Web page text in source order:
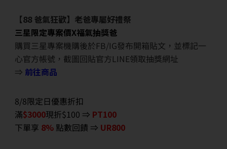
【88 爸氣狂歡】老爸專屬好禮祭
三星限定專案價X福氣抽獎爸
購買三星專案機購後於FB/IG發布開箱貼文，並標記一
心官方帳號，截圖回貼官方LINE領取抽獎網址
⇒ 前往商品
8/8限定日優惠折扣
滿$3000現折$100 ⇒ PT100
下單享 8% 點數回饋 ⇒ UR800